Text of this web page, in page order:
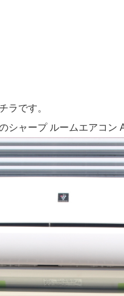
ラです。
シャープ ルームエアコン